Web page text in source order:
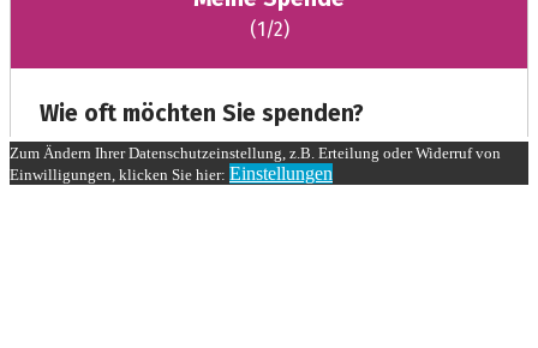
Zum Ändern Ihrer Datenschutzeinstellung, z.B. Erteilung oder Widerruf von
Einwilligungen, klicken Sie hier: Einstellungen